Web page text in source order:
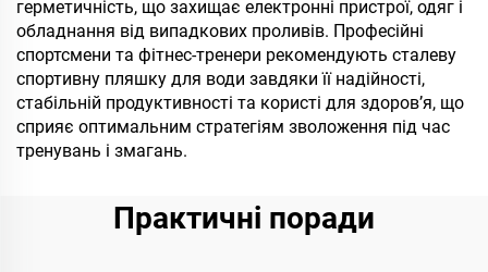
герметичність, що захищає електронні пристрої, одяг і
обладнання від випадкових проливів. Професійні
спортсмени та фітнес-тренери рекомендують сталеву
спортивну пляшку для води завдяки її надійності,
стабільній продуктивності та користі для здоров’я, що
сприяє оптимальним стратегіям зволоження під час
тренувань і змагань.
Практичні поради